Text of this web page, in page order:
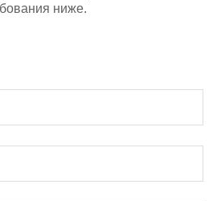
ниже.